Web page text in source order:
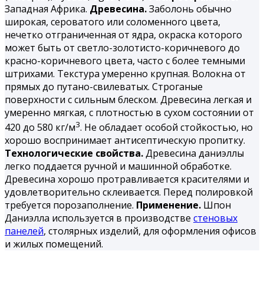
Западная Африка. Древесина.Заболонь обычно
широкая, сероватого или соломенного цвета,
нечетко отграниченная от ядра, окраска которого
может быть от светло-золотисто-коричневого до
красно-коричневого цвета, часто с более темными
штрихами. Текстура умеренно крупная. Волокна от
прямых до путано-свилеватых. Строганые
поверхности с сильным блеском. Древесина легкая и
умеренно мягкая, с плотностью в сухом состоянии от
420 до 580 кг/м3. Не обладает особой стойкостью, но
хорошо воспринимает антисептическую пропитку.
Технологические свойства.Древесина даниэллы
легко поддается ручной и машинной обработке.
Древесина хорошо протравливается красителями и
удовлетворительно склеивается. Перед полировкой
требуется порозаполнение. Применение. Шпон
Даниэлла используется в производстве стеновых
панелей, столярных изделий, для оформления офисов
и жилых помещений.